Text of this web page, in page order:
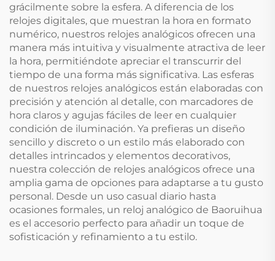
grácilmente sobre la esfera. A diferencia de los
relojes digitales, que muestran la hora en formato
numérico, nuestros relojes analógicos ofrecen una
manera más intuitiva y visualmente atractiva de leer
la hora, permitiéndote apreciar el transcurrir del
tiempo de una forma más significativa. Las esferas
de nuestros relojes analógicos están elaboradas con
precisión y atención al detalle, con marcadores de
hora claros y agujas fáciles de leer en cualquier
condición de iluminación. Ya prefieras un diseño
sencillo y discreto o un estilo más elaborado con
detalles intrincados y elementos decorativos,
nuestra colección de relojes analógicos ofrece una
amplia gama de opciones para adaptarse a tu gusto
personal. Desde un uso casual diario hasta
ocasiones formales, un reloj analógico de Baoruihua
es el accesorio perfecto para añadir un toque de
sofisticación y refinamiento a tu estilo.